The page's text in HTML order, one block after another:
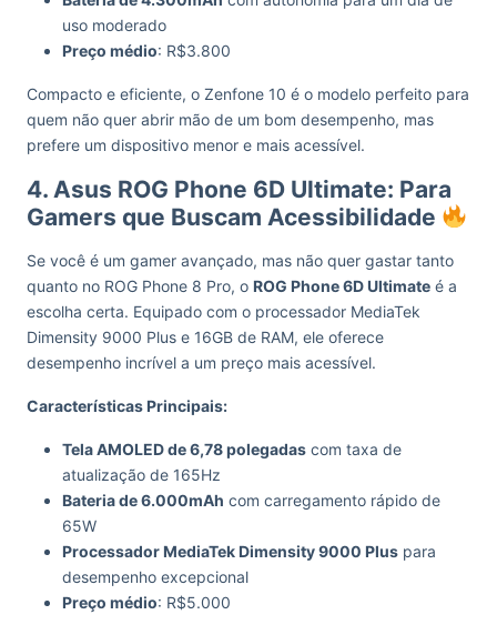
uso moderado
Preço médio: R$3.800
Compacto e eficiente, o Zenfone 10 é o modelo perfeito para
quem não quer abrir mão de um bom desempenho, mas
prefere um dispositivo menor e mais acessível.
4. Asus ROG Phone 6D Ultimate: Para
Gamers que Buscam Acessibilidade
Se você é um gamer avançado, mas não quer gastar tanto
quanto no ROG Phone 8 Pro, o ROG Phone 6D Ultimate é a
escolha certa. Equipado com o processador MediaTek
Dimensity 9000 Plus e 16GB de RAM, ele oferece
desempenho incrível a um preço mais acessível.
Características Principais:
Tela AMOLED de 6,78 polegadas com taxa de
atualização de 165Hz
Bateria de 6.000mAh com carregamento rápido de
65W
Processador MediaTek Dimensity 9000 Plus para
desempenho excepcional
Preço médio: R$5.000